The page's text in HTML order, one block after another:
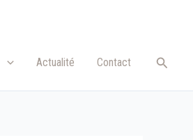
Actualité Contact